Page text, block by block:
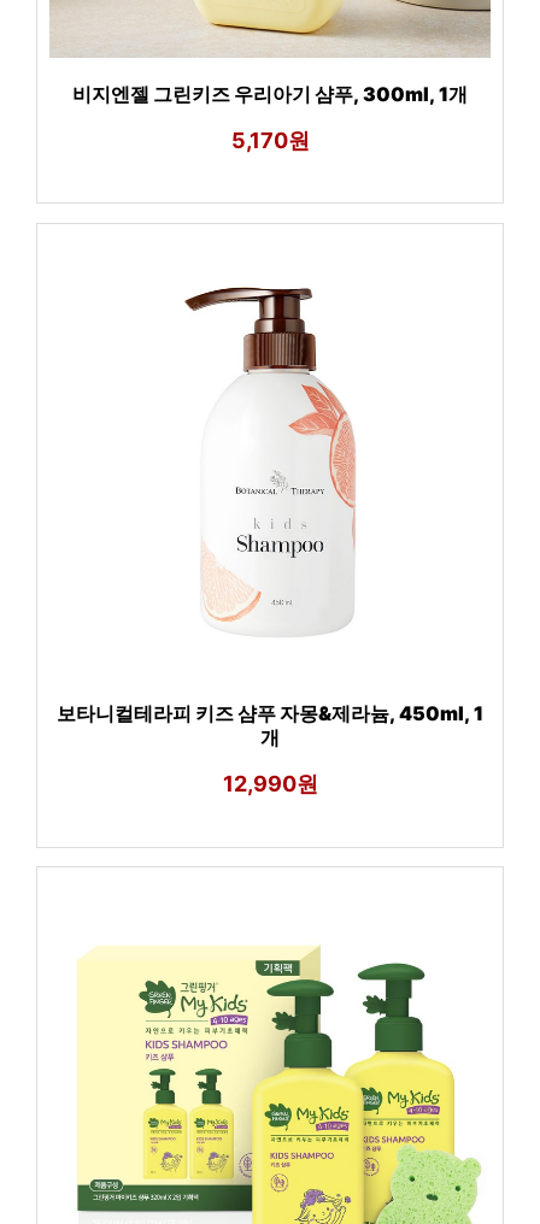
비지엔젤 그린키즈 우리아기 샴푸, 300ml, 1개
5,170원
보타니컬테라피 키즈 샴푸 자몽&제라늄, 450ml, 1
개
12,990원